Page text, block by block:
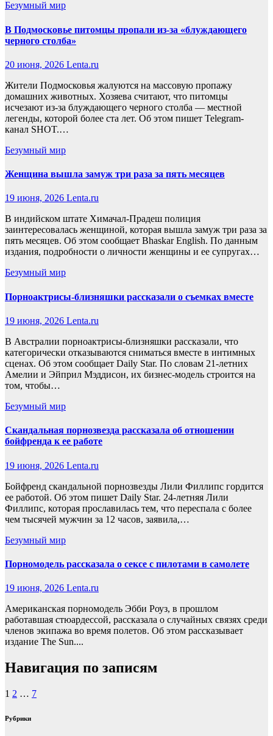
Безумный мир
В Подмосковье питомцы пропали из-за «блуждающего
черного столба»
20 июня, 2026 Lenta.ru
Жители Подмосковья жалуются на массовую пропажу
домашних животных. Хозяева считают, что питомцы
исчезают из-за блуждающего черного столба — местной
легенды, которой более ста лет. Об этом пишет Telegram-
канал SHOT.…
Безумный мир
Женщина вышла замуж три раза за пять месяцев
19 июня, 2026 Lenta.ru
В индийском штате Химачал-Прадеш полиция
заинтересовалась женщиной, которая вышла замуж три раза за
пять месяцев. Об этом сообщает Bhaskar English. По данным
издания, подробности о личности женщины и ее супругах…
Безумный мир
Порноактрисы-близняшки рассказали о съемках вместе
19 июня, 2026 Lenta.ru
В Австралии порноактрисы-близняшки рассказали, что
категорически отказываются сниматься вместе в интимных
сценах. Об этом сообщает Daily Star. По словам 21-летних
Амелии и Эйприл Мэддисон, их бизнес-модель строится на
том, чтобы…
Безумный мир
Скандальная порнозвезда рассказала об отношении
бойфренда к ее работе
19 июня, 2026 Lenta.ru
Бойфренд скандальной порнозвезды Лили Филлипс гордится
ее работой. Об этом пишет Daily Star. 24-летняя Лили
Филлипс, которая прославилась тем, что переспала с более
чем тысячей мужчин за 12 часов, заявила,…
Безумный мир
Порномодель рассказала о сексе с пилотами в самолете
19 июня, 2026 Lenta.ru
Американская порномодель Эбби Роуз, в прошлом
работавшая стюардессой, рассказала о случайных связях среди
членов экипажа во время полетов. Об этом рассказывает
издание The Sun....
Навигация по записям
1 2 … 7
Рубрики